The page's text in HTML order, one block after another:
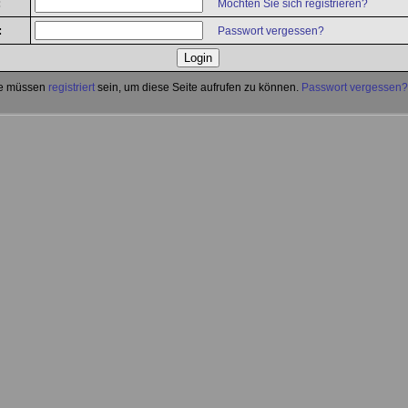
Möchten Sie sich registrieren?
Passwort vergessen?
müssen registriert sein, um diese Seite aufrufen zu können. Passwort vergessen?